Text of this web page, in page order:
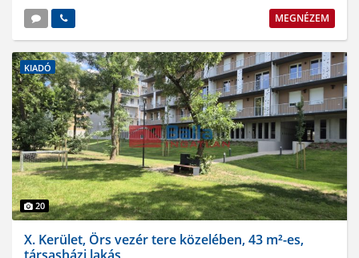
MEGNÉZEM
KIADÓ
20
X. Kerület, Örs vezér tere közelében, 43 m²-es,